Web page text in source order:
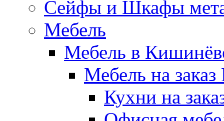
Сейфы и Шкафы
Мебель
Мебель в
Мебель на
Кухни на